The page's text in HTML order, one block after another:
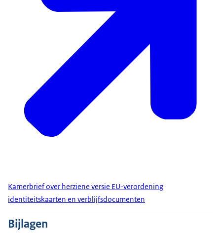
Kamerbrief over herziene versie EU-verordening
identiteitskaarten en verblijfsdocumenten
Bijlagen